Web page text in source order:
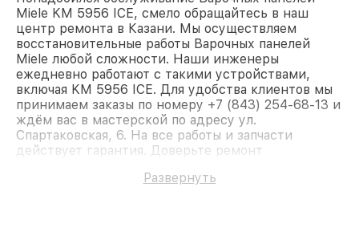
Miele KM 5956 ICE, смело обращайтесь в наш
центр ремонта в Казани. Мы осуществляем
восстановительные работы Варочных панелей
Miele любой сложности. Наши инженеры
ежедневно работают с такими устройствами,
включая KM 5956 ICE. Для удобства клиентов мы
принимаем заказы по номеру +7 (843) 254-68-13 и
ждём вас в мастерской по адресу ул.
Спартаковская, 6. На все работы и запчасти
действует гарантия. Доверьте ремонт
Развернуть